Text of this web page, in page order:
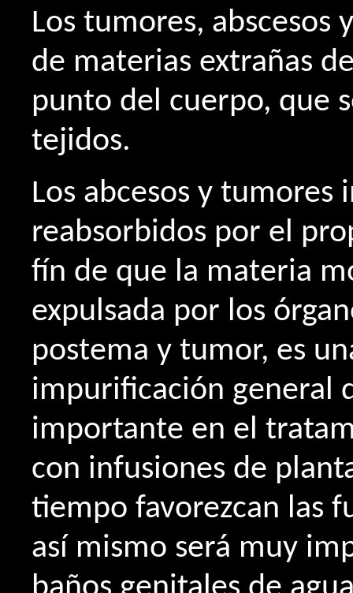
Los tumores, abscesos
de materias extrañas
punto del cuerpo, que
tejidos.
Los abcesos y tumores
reabsorbidos por el
fín de que la materia
expulsada por los
postema y tumor, es
impurificación general
importante en el
con infusiones de
tiempo favorezcan las
así mismo será muy